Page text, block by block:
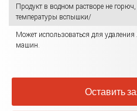
Продукт в водном растворе не
температуры вспышки/
Может использоваться для удаления
машин.
Оставить